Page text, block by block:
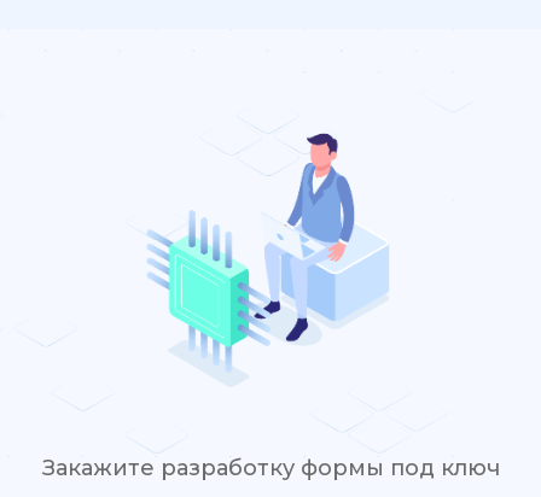
Закажите разработку формы под ключ